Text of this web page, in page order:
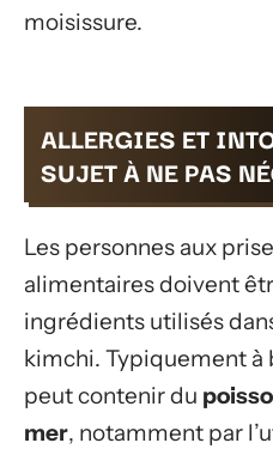
moisissure.
ALLERGIES ET
SUJET À NE PAS
Les personnes aux
alimentaires doivent
ingrédients utilisés
kimchi. Typiquement à
peut contenir du
mer, notamment par